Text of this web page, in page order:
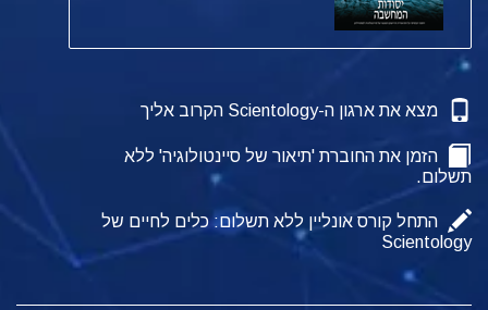
מצא את ארגון ה-Scientology הקרוב אליך
הזמן את החוברת 'תיאור של סיינטולוגיה' ללא
תשלום.
התחל קורס אונליין ללא תשלום: כלים לחיים של
Scientology